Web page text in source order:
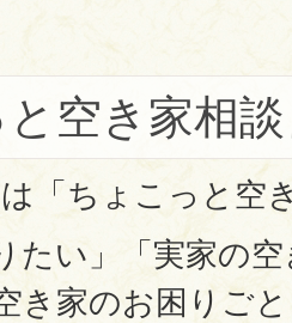
空き家相
「ちょこっと空
たい」「実家の
き家のお困りご